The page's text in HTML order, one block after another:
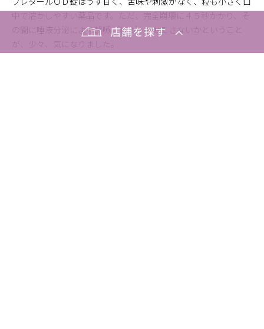
中で溶かしやすい薬品です。ただ、完全崩壊に４５秒かかり、そ
の間に唾液分泌による誤嚥（むせ）をおこさないかということ
が、少々、気になりました。
いの森・のなみ調剤センター薬局
みずほ調剤センター薬局